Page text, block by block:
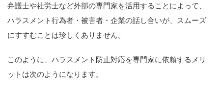
弁護士や社労士など外部の専門家を活用することによって、
ハラスメント行為者・被害者・企業の話し合いが、スムーズ
にすすむことは珍しくありません。
このように、ハラスメント防止対応を専門家に依頼するメリ
ットは次のようになります。